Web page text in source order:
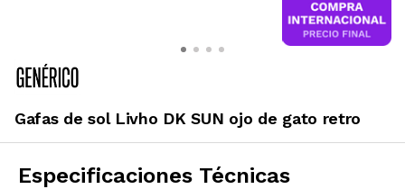
Gafas de sol Livho DK SUN ojo de gato retro
Especificaciones Técnicas